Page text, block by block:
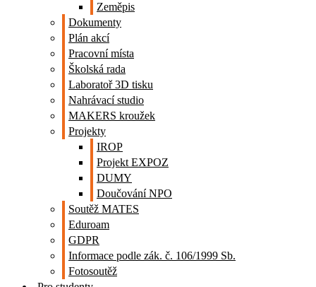
Zeměpis
Dokumenty
Plán akcí
Pracovní místa
Školská rada
Laboratoř 3D tisku
Nahrávací studio
MAKERS kroužek
Projekty
IROP
Projekt EXPOZ
DUMY
Doučování NPO
Soutěž MATES
Eduroam
GDPR
Informace podle zák. č. 106/1999 Sb.
Fotosoutěž